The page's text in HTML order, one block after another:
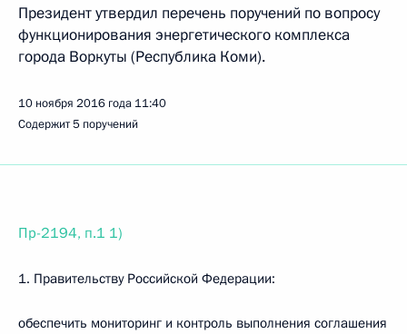
Президент утвердил перечень поручений по вопросу
функционирования энергетического комплекса
города Воркуты (Республика Коми).
10 ноября 2016 года 11:40
Содержит 5 поручений
Пр-2194, п.1 1)
1. Правительству Российской Федерации:
обеспечить мониторинг и контроль выполнения соглашения